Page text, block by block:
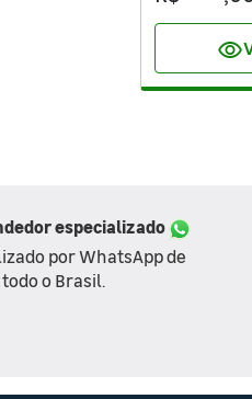
visibility
especializado
por WhatsApp de
o Brasil.